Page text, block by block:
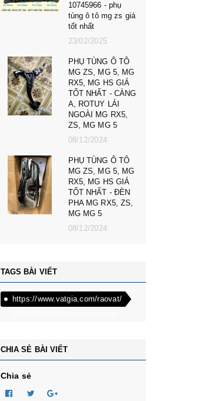
10745966 - phụ
tùng ô tô mg zs giá
tốt nhất
23/02/2025
PHỤ TÙNG Ô TÔ
MG ZS, MG 5, MG
RX5, MG HS GIÁ
TỐT NHẤT - CÀNG
A, ROTUY LÁI
NGOÀI MG RX5,
ZS, MG MG 5
08/12/2024
PHỤ TÙNG Ô TÔ
MG ZS, MG 5, MG
RX5, MG HS GIÁ
TỐT NHẤT - ĐÈN
PHA MG RX5, ZS,
MG MG 5
08/12/2024
TAGS BÀI VIẾT
https://www.vatgia.com/raovat/
dongben-870kg-dongben-
650kg-dongben-x30.html
CHIA SẺ BÀI VIẾT
Chia sẻ